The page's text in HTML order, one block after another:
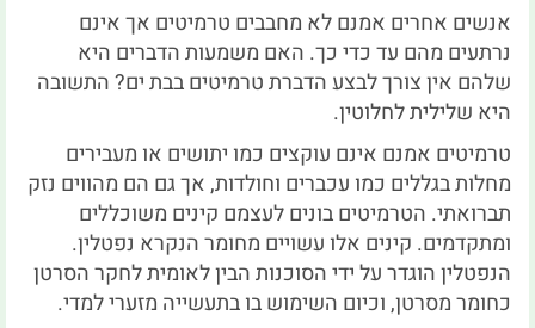
אנשים אחרים אמנם לא מחבבים טרמיטים אך אינם
נרתעים מהם עד כדי כך. האם משמעות הדברים היא
שלהם אין צורך לבצע הדברת טרמיטים בבת ים? התשובה
היא שלילית לחלוטין.
טרמיטים אמנם אינם עוקצים כמו יתושים או מעבירים
מחלות בגללים כמו עכברים וחולדות, אך גם הם מהווים נזק
תברואתי. הטרמיטים בונים לעצמם קינים משוכללים
ומתקדמים. קינים אלו עשויים מחומר הנקרא נפטלין.
הנפטלין הוגדר על ידי הסוכנות הבין לאומית לחקר הסרטן
כחומר מסרטן, וכיום השימוש בו בתעשייה מזערי למדי.